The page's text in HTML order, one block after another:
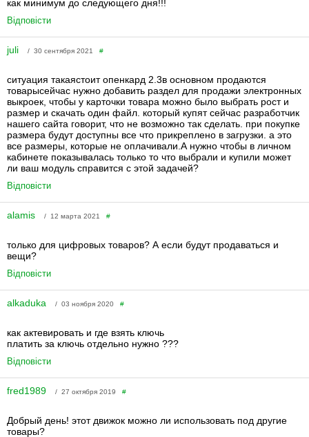
как минимум до следующего дня!!!
Відповісти
juli / 30 сентября 2021 #
ситуация такаястоит опенкард 2.3в основном продаются
товарысейчас нужно добавить раздел для продажи электронных
выкроек, чтобы у карточки товара можно было выбрать рост и
размер и скачать один файл. который купят сейчас разработчик
нашего сайта говорит, что не возможно так сделать. при покупке
размера будут доступны все что прикреплено в загрузки. а это
все размеры, которые не оплачивали.А нужно чтобы в личном
кабинете показывалась только то что выбрали и купили может
ли ваш модуль справится с этой задачей?
Відповісти
alamis / 12 марта 2021 #
только для цифровых товаров? А если будут продаваться и
вещи?
Відповісти
alkaduka / 03 ноября 2020 #
как актевировать и где взять ключь
платить за ключь отдельно нужно ???
Відповісти
fred1989 / 27 октября 2019 #
Добрый день! этот движок можно ли использовать под другие
товары?